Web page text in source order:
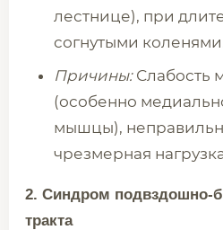
лестнице), при
согнутыми
Причины: Слабость
(особенно
мышцы),
чрезмерная
2. Синдром подвздошно-
тракта